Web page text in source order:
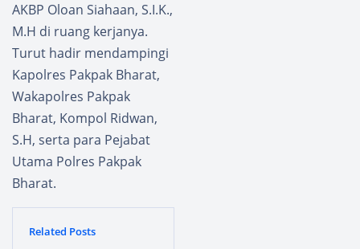
AKBP Oloan Siahaan, S.I.K.,
M.H di ruang kerjanya.
Turut hadir mendampingi
Kapolres Pakpak Bharat,
Wakapolres Pakpak
Bharat, Kompol Ridwan,
S.H, serta para Pejabat
Utama Polres Pakpak
Bharat.
Related Posts